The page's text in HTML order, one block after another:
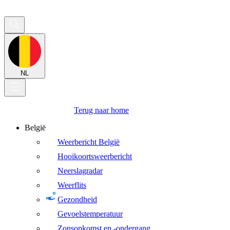
NL
Terug naar home
België
Weerbericht België
Hooikoortsweerbericht
Neerslagradar
Weerflits
Gezondheid
Gevoelstemperatuur
Zonsopkomst en -ondergang